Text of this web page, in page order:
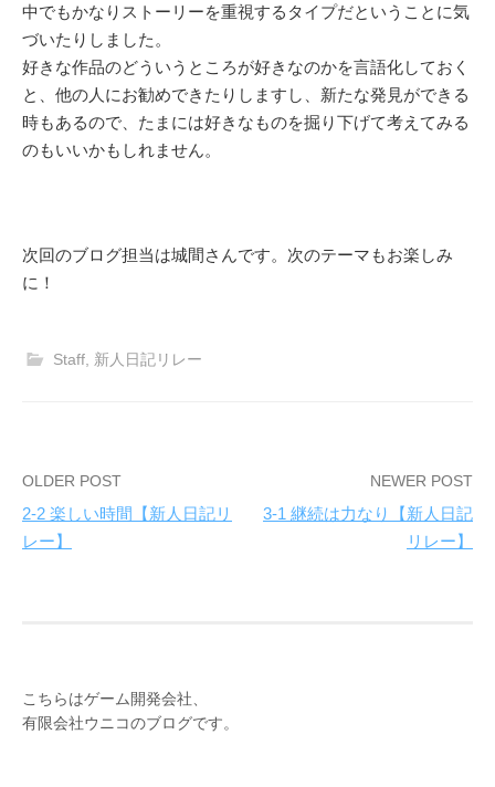
中でもかなりストーリーを重視するタイプだということに気
づいたりしました。
好きな作品のどういうところが好きなのかを言語化しておく
と、他の人にお勧めできたりしますし、新たな発見ができる
時もあるので、たまには好きなものを掘り下げて考えてみる
のもいいかもしれません。
次回のブログ担当は城間さんです。次のテーマもお楽しみ
に！
Staff, 新人日記リレー
P
a
v
OLDER POST
2-2 楽しい時間【新人日記リ
レー】
NEWER POST
3-1 継続は力なり【新人日記
リレー】
こちらはゲーム開発会社、
有限会社ウニコのブログです。